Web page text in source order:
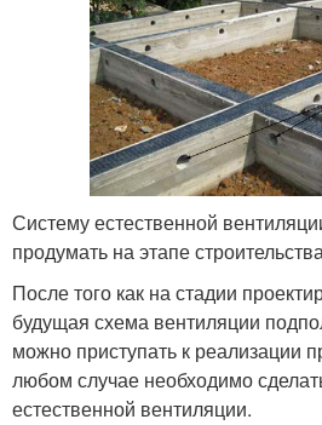
Систему естественной
продумать на этапе
После того как на стадии
будущая схема вентиляции
можно приступать к реализации
любом случае необходимо
естественной вентиляции.